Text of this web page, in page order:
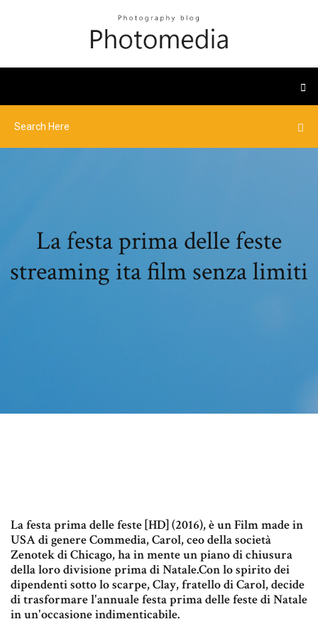
La festa prima delle feste
streaming ita film senza limiti
La festa prima delle feste [HD] (2016), è un Film made in
USA di genere Commedia, Carol, ceo della società
Zenotek di Chicago, ha in mente un piano di chiusura
della loro divisione prima di Natale.Con lo spirito dei
dipendenti sotto lo scarpe, Clay, fratello di Carol, decide
di trasformare l'annuale festa prima delle feste di Natale
in un'occasione indimenticabile.